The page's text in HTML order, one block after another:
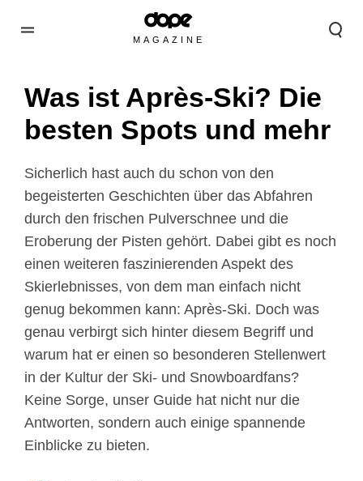
MAGAZINE
Was ist Après-Ski? Die
besten Spots und mehr
Sicherlich hast auch du schon von den
begeisterten Geschichten über das Abfahren
durch den frischen Pulverschnee und die
Eroberung der Pisten gehört. Dabei gibt es noch
einen weiteren faszinierenden Aspekt des
Skierlebnisses, von dem man einfach nicht
genug bekommen kann: Après-Ski. Doch was
genau verbirgt sich hinter diesem Begriff und
warum hat er einen so besonderen Stellenwert
in der Kultur der Ski- und Snowboardfans?
Keine Sorge, unser Guide hat nicht nur die
Antworten, sondern auch einige spannende
Einblicke zu bieten.